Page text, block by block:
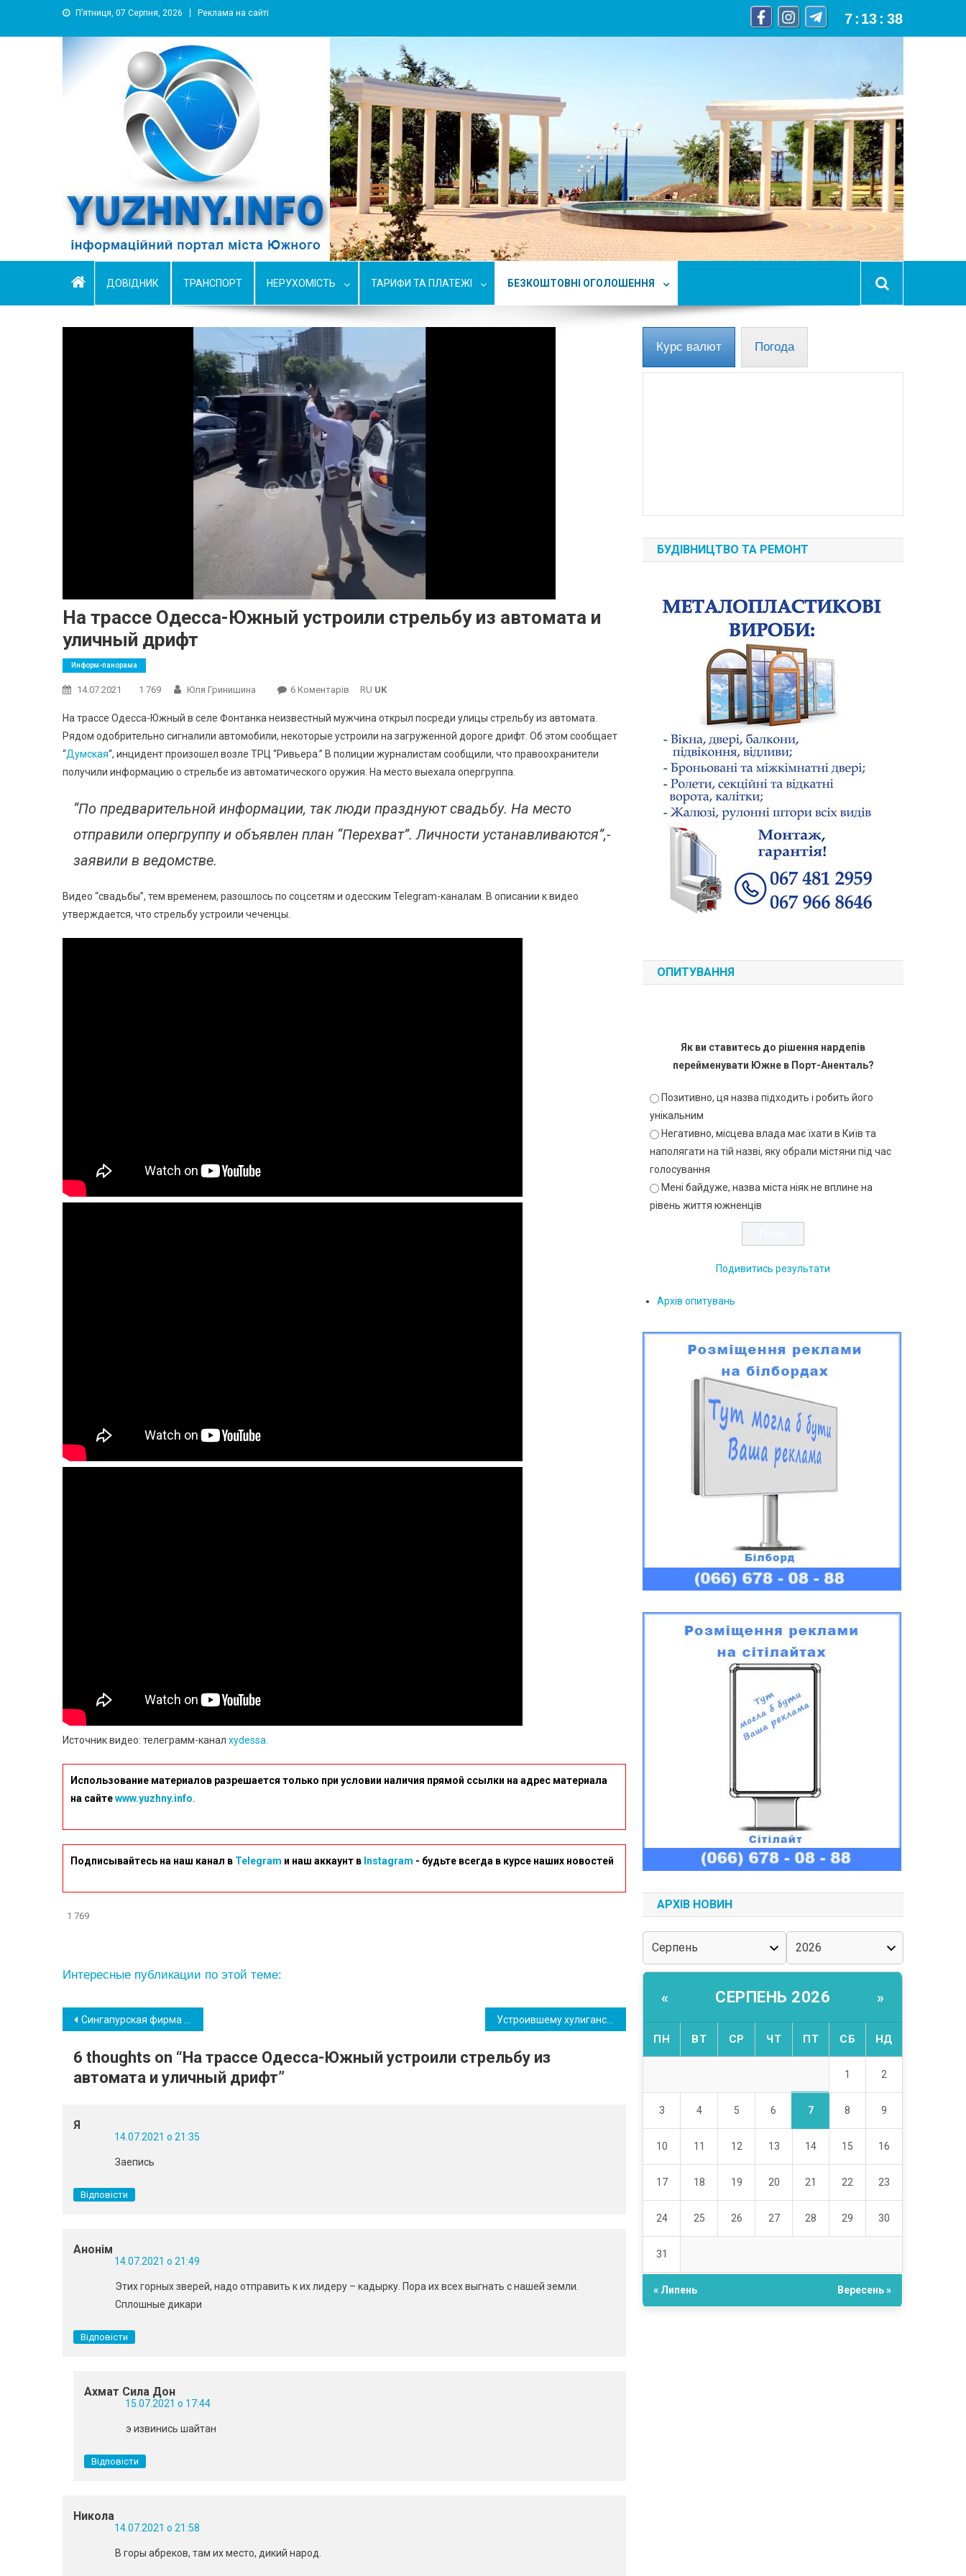
П’ятниця, 07 Серпня, 2026 Реклама на сайті 7 : 13 : 39
YUZHNY.INFO
информационный портал города Южный
ДОВІДНИК ТРАНСПОРТ НЕРУХОМІСТЬ ТАРИФИ ТА ПЛАТЕЖІ БЕЗКОШТОВНІ ОГОЛОШЕННЯ
На трассе Одесса-Южный устроили стрельбу из автомата и
уличный дрифт
Информ-панорама
14.07.2021 1 769 Юля Гринишина 6 Коментарів До
Трассе
Одесса-
Южный
Устроили
Из
И
RU UK
На трассе Одесса-Южный в селе Фонтанка неизвестный мужчина открыл посреди улицы стрельбу из автомата.
Рядом одобрительно сигналили автомобили, некоторые устроили на загруженной дороге дрифт. Об этом сообщает
“Думская“, инцидент произошел возле ТРЦ “Ривьера.” В полиции журналистам сообщили, что правоохранители
получили информацию о стрельбе из автоматического оружия. На место выехала опергруппа.
“По предварительной информации, так люди празднуют свадьбу. На место
отправили опергруппу и объявлен план “Перехват”. Личности устанавливаются”,-
заявили в ведомстве.
Видео “свадьбы”, тем временем, разошлось по соцсетям и одесским Telegram-каналам. В описании к видео
утверждается, что стрельбу устроили чеченцы.
Источник видео: телеграмм-канал xydessa.
Использование материалов разрешается только при условии наличия прямой ссылки на адрес материала
на сайтеwww.yuzhny.info.
Подписывайтесь на наш канал в Telegram и наш аккаунт в Instagram - будьте всегда в курсе наших новостей
1 769
Интересные публикации по этой теме:
Навігація
записів
Сингапурская фирма стала поставщиком давальческого сырья для ОПЗ Устроившему хулиганство с оружием возле ТЦ «Ривьера» грозит тюремный срок (фото, видео)
6 thoughts on “На трассе Одесса-Южный устроили стрельбу из
автомата и уличный дрифт”
Я
14.07.2021 о 21:35
Заепись
Відповісти
Анонім
14.07.2021 о 21:49
Этих горных зверей, надо отправить к их лидеру – кадырку. Пора их всех выгнать с нашей земли.
Сплошные дикари
Відповісти
Ахмат Сила Дон
15.07.2021 о 17:44
э извинись шайтан
Відповісти
Никола
14.07.2021 о 21:58
В горы абреков, там их место, дикий народ.
Курс валют Погода
БУДІВНИЦТВО ТА РЕМОНТ
ОПИТУВАННЯ
Як ви ставитесь до рішення нардепів
перейменувати Южне в Порт-Аненталь?
Позитивно, ця назва підходить і робить його
унікальним
Негативно, місцева влада має їхати в Київ та
наполягати на тій назві, яку обрали містяни під час
голосування
Мені байдуже, назва міста ніяк не вплине на
рівень життя южненців
Подивитись результати
Архів опитувань
АРХІВ НОВИН
« СЕРПЕНЬ 2026 »
ПН ВТ СР ЧТ ПТ СБ НД
1 2
3 4 5 6 7 8 9
10 11 12 13 14 15 16
17 18 19 20 21 22 23
24 25 26 27 28 29 30
31
« Липень Вересень »